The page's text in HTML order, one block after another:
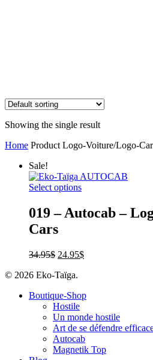
Showing the single result
Home Product Logo-Voiture/Logo-Car
Sale!
Select options
019 – Autocab –
Cars
34.95$ 24.95$
© 2026 Eko-Taïga.
Boutique-Shop
Hostile
Un monde hostile
Art de se défendre
Autocab
Magnetik Top